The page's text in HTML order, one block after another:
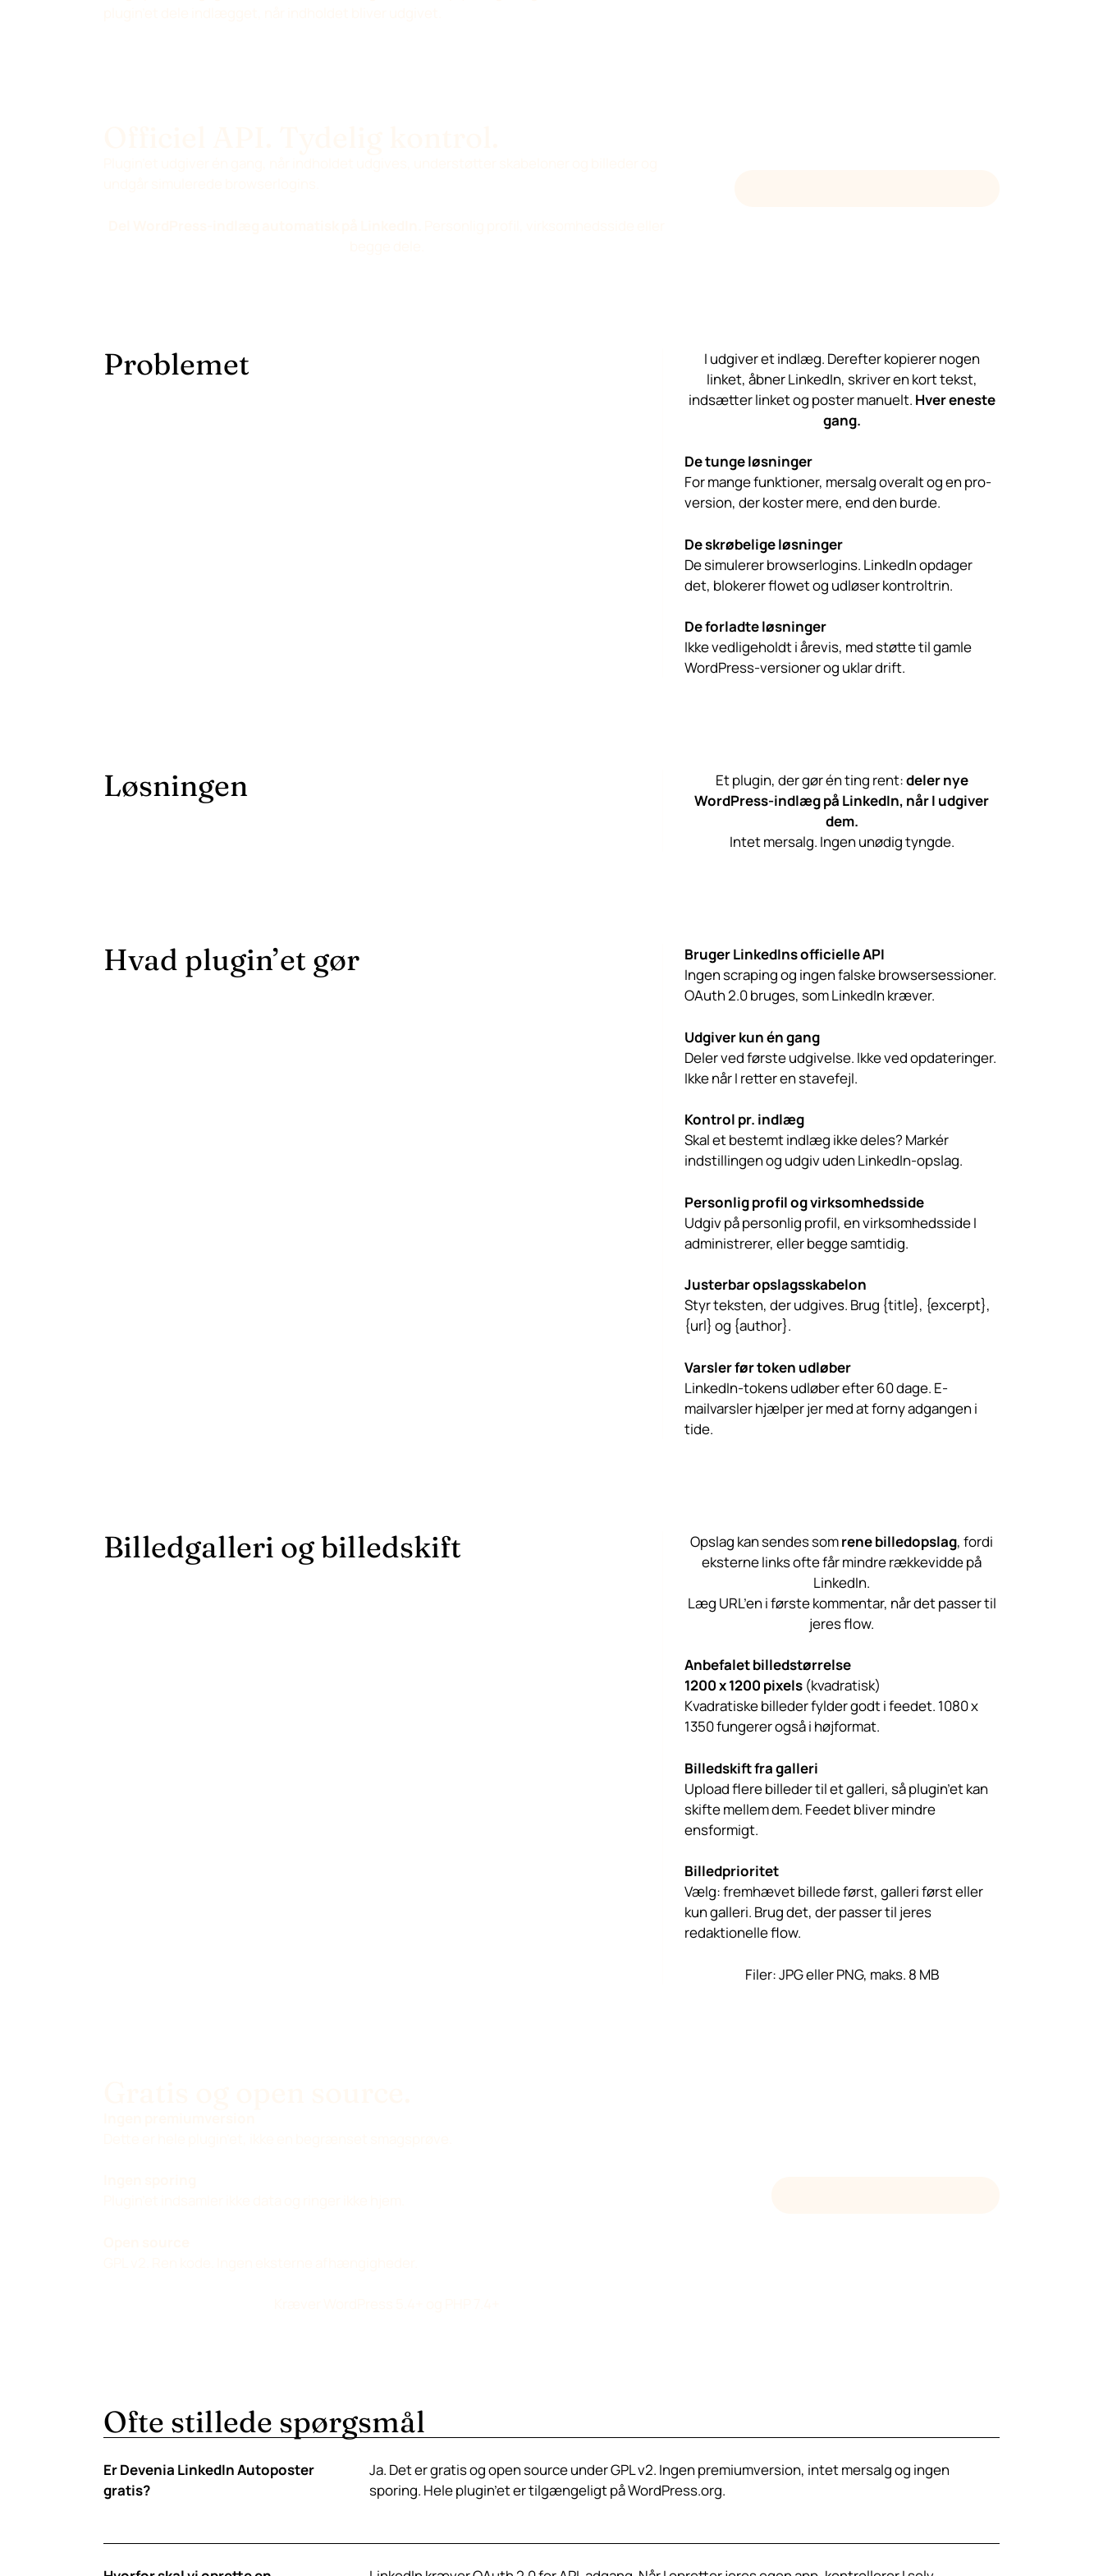
Problemet
I udgiver et indlæg. Derefter kopierer nogen
linket, åbner LinkedIn, skriver en kort tekst,
indsætter linket og poster manuelt. Hver eneste
gang.
De tunge løsninger
For mange funktioner, mersalg overalt og en pro-
version, der koster mere, end den burde.
De skrøbelige løsninger
De simulerer browserlogins. LinkedIn opdager
det, blokerer flowet og udløser kontroltrin.
De forladte løsninger
Ikke vedligeholdt i årevis, med støtte til gamle
WordPress-versioner og uklar drift.
Løsningen Et plugin, der gør én ting rent:deler nye
WordPress-indlæg på LinkedIn, når I udgiver
dem.
Intet mersalg. Ingen unødig tyngde.
Hvad plugin’et gør
Bruger LinkedIns officielle API
Ingen scraping og ingen falske browsersessioner.
OAuth 2.0 bruges, som LinkedIn kræver.
Udgiver kun én gang
Deler ved første udgivelse. Ikke ved opdateringer.
Ikke når I retter en stavefejl.
Kontrol pr. indlæg
Skal et bestemt indlæg ikke deles? Markér
indstillingen og udgiv uden LinkedIn-opslag.
Personlig profil og virksomhedsside
Udgiv på personlig profil, en virksomhedsside I
administrerer, eller begge samtidig.
Justerbar opslagsskabelon
Styr teksten, der udgives. Brug {title}, {excerpt},
{url} og {author}.
Varsler før token udløber
LinkedIn-tokens udløber efter 60 dage. E-
mailvarsler hjælper jer med at forny adgangen i
tide.
Billedgalleri og billedskift Opslag kan sendes somrene billedopslag, fordi
eksterne links ofte får mindre rækkevidde på
LinkedIn.
Læg URL’en i første kommentar, når det passer til
jeres flow.
Anbefalet billedstørrelse
1200 x 1200 pixels(kvadratisk)
Kvadratiske billeder fylder godt i feedet. 1080 x
1350 fungerer også i højformat.
Billedskift fra galleri
Upload flere billeder til et galleri, så plugin’et kan
skifte mellem dem. Feedet bliver mindre
ensformigt.
Billedprioritet
Vælg: fremhævet billede først, galleri først eller
kun galleri. Brug det, der passer til jeres
redaktionelle flow.
Filer: JPG eller PNG, maks. 8 MB
Ofte stillede spørgsmål
Er Devenia LinkedIn Autoposter
gratis?
Ja. Det er gratis og open source under GPL v2. Ingen premiumversion, intet mersalg og ingen
sporing. Hele plugin’et er tilgængeligt på WordPress.org.